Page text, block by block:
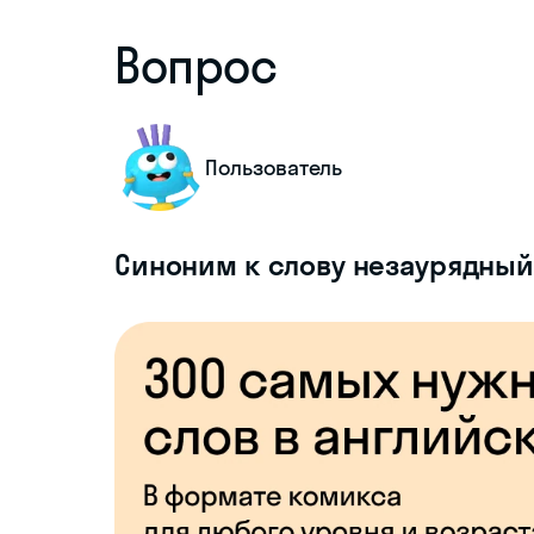
Вопрос
Пользователь
Синоним к слову